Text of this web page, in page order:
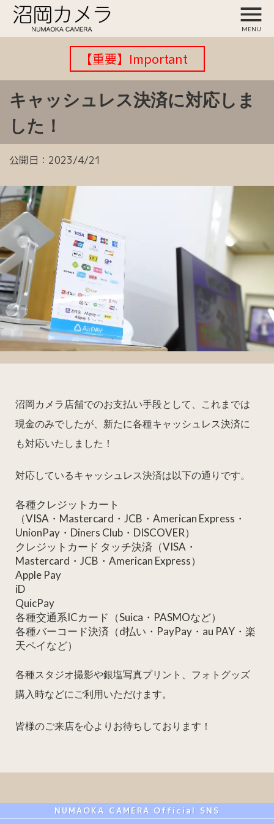
menu
MENU
【重要】Important
キャッシュレス決済に対応しま
した！
公開日： 2023/4/21
沼岡カメラ店舗でのお支払い手段として、これまでは
現金のみでしたが、新たに各種キャッシュレス決済に
も対応いたしました！
対応しているキャッシュレス決済は以下の通りです。
各種クレジットカート
（VISA・Mastercard・JCB・American Express・
UnionPay・Diners Club・DISCOVER）
クレジットカード タッチ決済（VISA・
Mastercard・JCB・American Express）
Apple Pay
iD
QuicPay
各種交通系ICカード（Suica・PASMOなど）
各種バーコード決済（d払い・PayPay・au PAY・楽
天ペイなど）
各種スタジオ撮影や銀塩写真プリント、フォトグッズ
購入時などにご利用いただけます。
皆様のご来店を心よりお待ちしております！
NUMAOKA CAMERA Official SNS